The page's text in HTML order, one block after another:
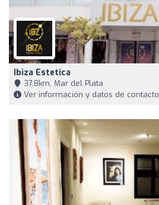
Ibiza Estetica
37,8km, Mar del Plata
Ver información y datos de contacto